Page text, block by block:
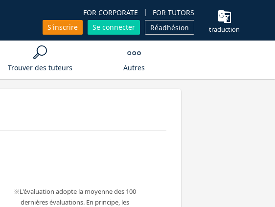
FOR CORPORATE
FOR TUTORS
S'inscrire
Se connecter Réadhésion traduction
Trouver des tuteurs Autres
L'évaluation adopte la moyenne des 100
dernières évaluations. En principe, les